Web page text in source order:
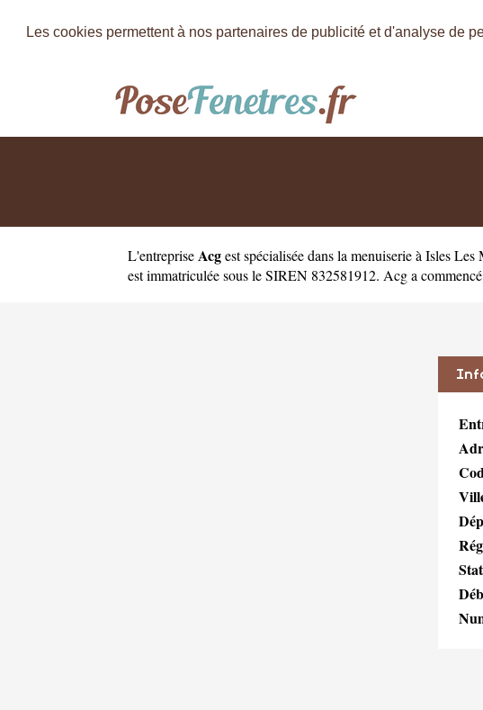
Les cookies permettent à nos partenaires de publicité et d'analyse de
L'entreprise Acgestspécialisée dans la menuiserie à Isles Les
est immatriculée sous le SIREN 832581912. Acg a